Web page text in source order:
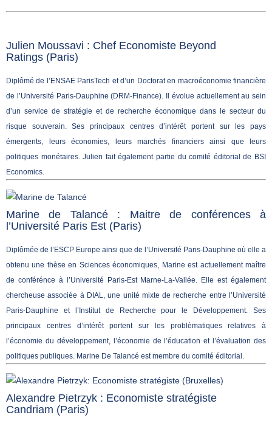
Julien Moussavi : Chef Economiste Beyond
Ratings (Paris)
Diplômé de l’ENSAE ParisTech et d’un Doctorat en macroéconomie financière
de l’Université Paris-Dauphine (DRM-Finance). Il évolue actuellement au sein
d’un service de stratégie et de recherche économique dans le secteur du
risque souverain. Ses principaux centres d’intérêt portent sur les pays
émergents, leurs économies, leurs marchés financiers ainsi que leurs
politiques monétaires. Julien fait également partie du comité éditorial de BSI
Economics.
Marine de Talancé : Maitre de conférences à
l’Université Paris Est (Paris)
Diplômée de l’ESCP Europe ainsi que de l’Université Paris-Dauphine où elle a
obtenu une thèse en Sciences économiques, Marine est actuellement maître
de conférénce à l’Université Paris-Est Marne-La-Vallée. Elle est également
chercheuse associée à DIAL, une unité mixte de recherche entre l’Université
Paris-Dauphine et l’Institut de Recherche pour le Développement. Ses
principaux centres d’intérêt portent sur les problèmatiques relatives à
l’économie du développement, l’économie de l’éducation et l’évaluation des
politiques publiques. Marine De Talancé est membre du comité éditorial.
Alexandre Pietrzyk : Economiste stratégiste
Candriam (Paris)